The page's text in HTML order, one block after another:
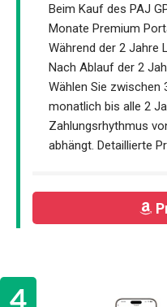
Beim Kauf des PAJ
Monate Premium
Während der 2 Jahre
Nach Ablauf der 2
Wählen Sie zwischen
monatlich bis alle 2
Zahlungsrhythmus
abhängt. Detaillierte